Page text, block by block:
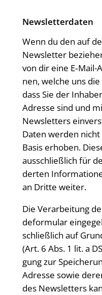
Newsletter­daten
Wenn du den auf
News­let­ter
von dir eine
nen, wel­che uns
dass Sie der
Adres­se sind und
News­let­ters
Daten wer­den
Basis erho­ben.
aus­schließ­lich für
der­ten
an Drit­te weiter.
Die Ver­ar­bei­tung
de­for­mu­lar
schließ­lich auf
(Art. 6 Abs. 1 lit. a
gung zur
Adres­se sowie
des News­let­ters